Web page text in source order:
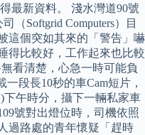
最新資料。 淺水灣道90號
（Softgrid Computers）目
這個突如其來的「警告」嚇
得比較好，工作起來也比較
看清楚，心急一時可能負
一段長10秒的車Cam短片，
下午時分，攝下一輛私家車
號對出燈位時，司機依照
過路處的青年懷疑「趕時